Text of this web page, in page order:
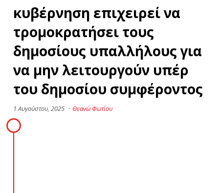
κυβέρνηση επιχειρεί να
τρομοκρατήσει τους
δημοσίους υπαλλήλους για
να μην λειτουργούν υπέρ
του δημοσίου συμφέροντος
1 Αυγούστου, 2025 · Θεανώ Φωτίου